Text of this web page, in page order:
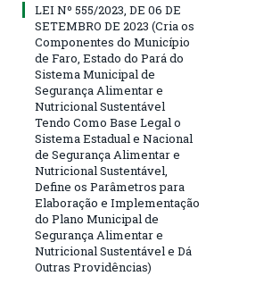
LEI Nº 555/2023, DE 06 DE
SETEMBRO DE 2023 (Cria os
Componentes do Município
de Faro, Estado do Pará do
Sistema Municipal de
Segurança Alimentar e
Nutricional Sustentável
Tendo Como Base Legal o
Sistema Estadual e Nacional
de Segurança Alimentar e
Nutricional Sustentável,
Define os Parâmetros para
Elaboração e Implementação
do Plano Municipal de
Segurança Alimentar e
Nutricional Sustentável e Dá
Outras Providências)